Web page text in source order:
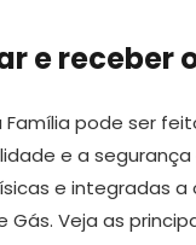
e receber
Família pode ser
e a
e integradas a
Gás. Veja as